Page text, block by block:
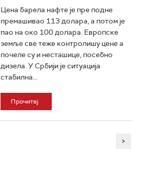
Цена барела нафте је пре подне
премашивао 113 долара, а потом је
пао на око 100 долара. Европске
земље све теже контролишу цене а
почеле су и несташице, посебно
дизела. У Србији је ситуација
стабилна...
Прочитај
>